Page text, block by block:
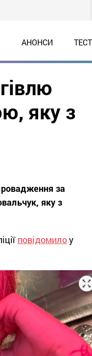
АНОНСИ
яку з
за
яку з
повідомилоу